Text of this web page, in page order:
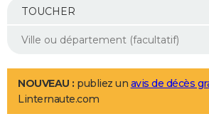
Mobiles
Meilleur smartphone
Internet
Ordinateurs
Jeux vidéo
Guide high-tech
Aménagement intérieur
LIFESTYLE
Art de vivre
Bien-être
Loisirs
Mode
Modes de vie
NOUVEAU : publiez un avis de décès
Linternaute.com